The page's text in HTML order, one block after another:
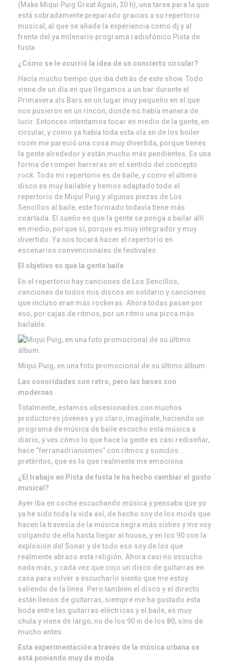
(Make Miqui Puig Great Again, 20 h), una tarea para la que
está sobradamente preparado gracias a su repertorio
musical, al que se añade la experiencia como dj y al
frente del ya milenario programa radiofónico Pista de
fusta
¿Cómo se le ocurrió la idea de un concierto circular?
Hacía mucho tiempo que iba detrás de este show. Todo
viene de un día en que llegamos a un bar durante el
Primavera als Bars en un lugar muy pequeño en el que
nos pusieron en un rincón, donde no había manera de
lucir. Entonces intentamos tocar en medio de la gente, en
circular, y como ya había toda esta ola en de los boiler
room me pareció una cosa muy divertida, porque tienes
la gente alrededor y están mucho más pendientes. Es una
forma de romper barreras en el sentido del concepto
rock. Todo mi repertorio es de baile, y como el último
disco es muy bailable y hemos adaptado todo el
repertorio de Miqui Puig y algunas piezas de Los
Sencillos al baile, este formado todavía tiene más
coartada. El sueño es que la gente se ponga a bailar allí
en medio, porque sí, porque es muy integrador y muy
divertido. Ya nos tocará hacer el repertorio en
escenarios convencionales de festivales.
El objetivo es que la gente baile
En el repertorio hay canciones de Los Sencillos,
canciones de todos mis discos en solitario y canciones
que incluso eran más rockeras. Ahora todas pasan por
eso, por cajas de ritmos, por un ritmo una pizca más
bailable.
Miqui Puig, en una foto promocional de su último álbum
Las sonoridades son retro, pero las bases son
modernas
Totalmente, estamos obsesionados con muchos
productores jóvenes y yo claro, imagínate, haciendo un
programa de música de baile escucho esta música a
diario, y ves cómo lo que hace la gente es casi rediseñar,
hace “ferranadrianismes” con ritmos y sonidos
pretèritos, que es lo que realmente me emociona.
¿El trabajo en Pista de fusta le ha hecho cambiar el gusto
musical?
Ayer iba en coche escuchando música y pensaba que yo
ya he sido toda la vida así, de hecho soy de los mods que
hacen la travesía de la música negra más sixties y me voy
colgando de ella hasta llegar al house, y en los 90 con la
explosión del Sonar y de todo eso soy de los que
realmente abrazo esta religión. Ahora casi no escucho
nada más, y cada vez que cojo un disco de guitarras en
casa para volver a escucharlo siento que me estoy
saliendo de la línea. Pero también el disco y el directo
están llenos de guitarras, siempre me ha gustado esta
boda entre las guitarras eléctricas y el baile, es muy
chula y viene de largo, no de los 90 ni de los 80, sino de
mucho antes.
Esta experimentación a través de la música urbana se
está poniendo muy de moda